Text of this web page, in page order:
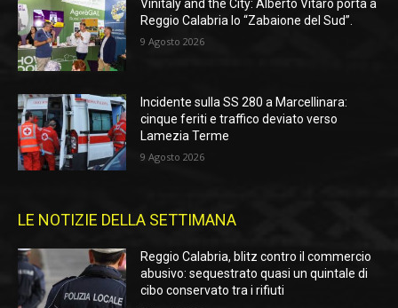
Vinitaly and the City: Alberto Vitaro porta a
Reggio Calabria lo “Zabaione del Sud”.
9 Agosto 2026
Incidente sulla SS 280 a Marcellinara:
cinque feriti e traffico deviato verso
Lamezia Terme
9 Agosto 2026
LE NOTIZIE DELLA SETTIMANA
Reggio Calabria, blitz contro il commercio
abusivo: sequestrato quasi un quintale di
cibo conservato tra i rifiuti